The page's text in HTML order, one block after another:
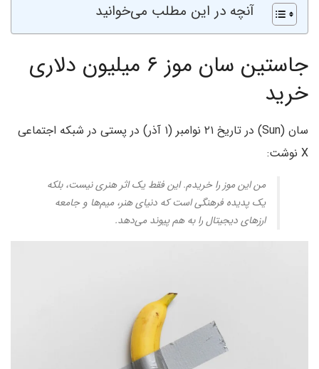
آنچه در این مطلب می‌خوانید
جاستین سان موز ۶ میلیون دلاری
خرید
سان (Sun) در تاریخ ۲۱ نوامبر (۱ آذر) در پستی در شبکه اجتماعی
X نوشت:
من این موز را خریدم. این فقط یک اثر هنری نیست، بلکه
یک پدیده فرهنگی است که دنیای هنر، میم‌ها و جامعه
ارزهای دیجیتال را به هم پیوند می‌دهد.